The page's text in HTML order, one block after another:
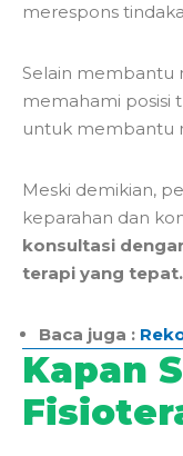
merespons
Selain membantu
memahami posisi
untuk membantu
Meski demikian,
keparahan dan
konsultasi
terapi yang tepat.
Baca juga :
Kapan